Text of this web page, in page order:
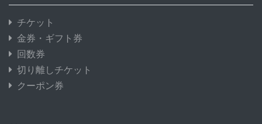
チケット
金券・ギフト券
回数券
切り離しチケット
クーポン券